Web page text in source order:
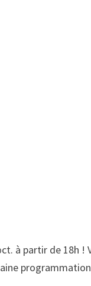
à partir de 18h